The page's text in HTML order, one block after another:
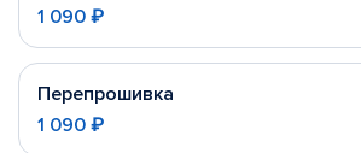
1 090 ₽
Перепрошивка
1 090 ₽